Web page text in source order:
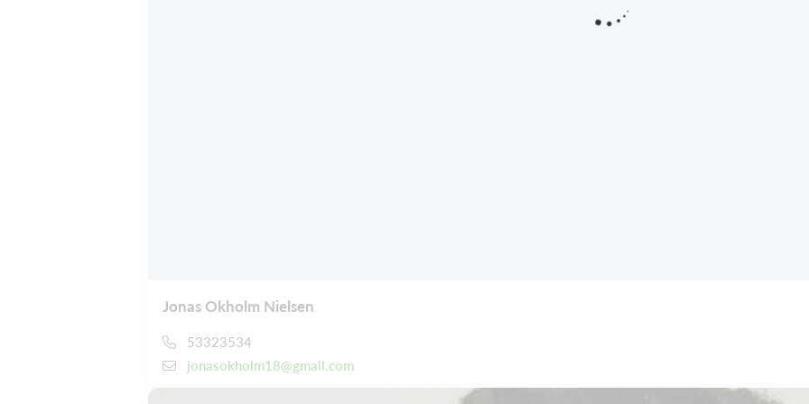
Jonas Okholm Nielsen
53323534
jonasokholm18@gmail.com